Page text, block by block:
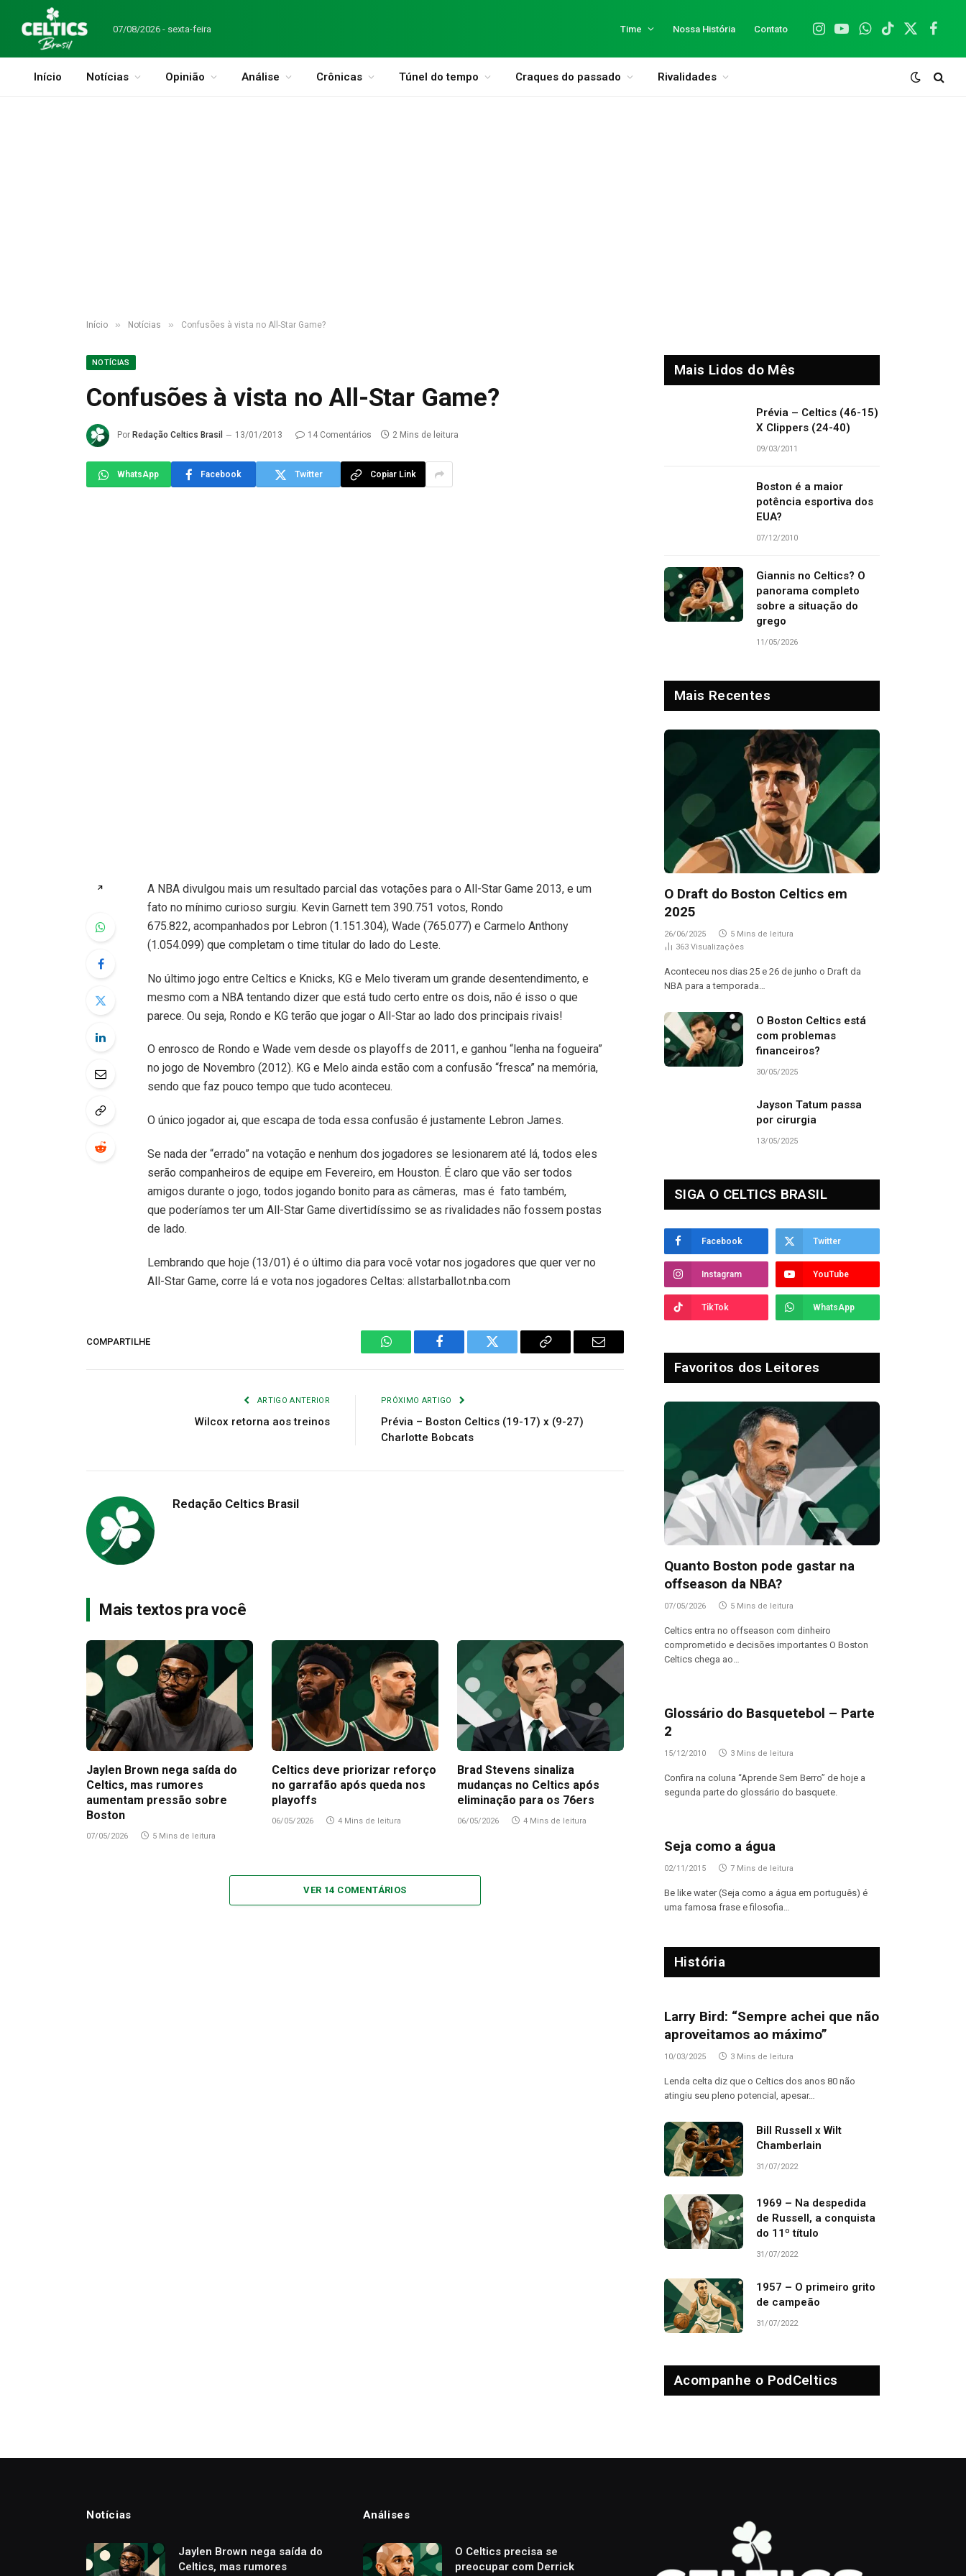
07/08/2026 - sexta-feira Time Nossa História Contato
Instagram
YouTubeWhatsApp
TikTok
X
Início Notícias Opinião Análise Crônicas Túnel do tempo Craques do passado Rivalidades
Início » Notícias » Confusões à vista no All-Star Game?
NOTÍCIAS
Confusões à vista no All-Star Game?
Por Redação Celtics Brasil 13/01/2013 14 Comentários 2 Mins de leitura
WhatsApp Facebook Twitter Copiar Link
↗
A NBA divulgou mais um resultado parcial das votações para o All-Star Game 2013, e um
fato no mínimo curioso surgiu. Kevin Garnett tem 390.751 votos, Rondo
675.822, acompanhados por Lebron (1.151.304), Wade (765.077) e Carmelo Anthony
(1.054.099) que completam o time titular do lado do Leste.
No último jogo entre Celtics e Knicks, KG e Melo tiveram um grande desentendimento, e
mesmo com a NBA tentando dizer que está tudo certo entre os dois, não é isso o que
parece. Ou seja, Rondo e KG terão que jogar o All-Star ao lado dos principais rivais!
O enrosco de Rondo e Wade vem desde os playoffs de 2011, e ganhou “lenha na fogueira”
no jogo de Novembro (2012). KG e Melo ainda estão com a confusão “fresca” na memória,
sendo que faz pouco tempo que tudo aconteceu.
O único jogador ai, que escapa de toda essa confusão é justamente Lebron James.
Se nada der “errado” na votação e nenhum dos jogadores se lesionarem até lá, todos eles
serão companheiros de equipe em Fevereiro, em Houston. É claro que vão ser todos
amigos durante o jogo, todos jogando bonito para as câmeras, mas é fato também,
que poderíamos ter um All-Star Game divertidíssimo se as rivalidades não fossem postas
de lado.
Lembrando que hoje (13/01) é o último dia para você votar nos jogadores que quer ver no
All-Star Game, corre lá e vota nos jogadores Celtas: allstarballot.nba.com
COMPARTILHE
WhatsAppFacebook Twitter
Copiar
E-
ARTIGO ANTERIOR
Wilcox retorna aos treinos
PRÓXIMO ARTIGO
Prévia – Boston Celtics (19-17) x (9-27)
Charlotte Bobcats
Redação Celtics Brasil
Mais textos pra você
Jaylen Brown nega saída do
Celtics, mas rumores
aumentam pressão sobre
Boston
07/05/2026 5 Mins de leitura
Celtics deve priorizar reforço
no garrafão após queda nos
playoffs
06/05/2026 4 Mins de leitura
Brad Stevens sinaliza
mudanças no Celtics após
eliminação para os 76ers
06/05/2026 4 Mins de leitura
VER 14 COMENTÁRIOS
Mais Lidos do Mês
Prévia – Celtics (46-15)
X Clippers (24-40)
09/03/2011
Boston é a maior
potência esportiva dos
EUA?
07/12/2010
Giannis no Celtics? O
panorama completo
sobre a situação do
grego
11/05/2026
Mais Recentes
O Draft do Boston Celtics em
2025
26/06/2025
5 Mins de leitura
363 Visualizações
Aconteceu nos dias 25 e 26 de junho o Draft da
NBA para a temporada…
O Boston Celtics está
com problemas
financeiros?
30/05/2025
Jayson Tatum passa
por cirurgia
13/05/2025
SIGA O CELTICS BRASIL
Facebook Twitter
Instagram YouTube
TikTok WhatsApp
Favoritos dos Leitores
Quanto Boston pode gastar na
offseason da NBA?
07/05/2026 5 Mins de leitura
Celtics entra no offseason com dinheiro
comprometido e decisões importantes O Boston
Celtics chega ao…
Glossário do Basquetebol – Parte
2
15/12/2010 3 Mins de leitura
Confira na coluna “Aprende Sem Berro” de hoje a
segunda parte do glossário do basquete.
Seja como a água
02/11/2015 7 Mins de leitura
Be like water (Seja como a água em português) é
uma famosa frase e filosofia…
História
Larry Bird: “Sempre achei que não
aproveitamos ao máximo”
10/03/2025 3 Mins de leitura
Lenda celta diz que o Celtics dos anos 80 não
atingiu seu pleno potencial, apesar…
Bill Russell x Wilt
Chamberlain
31/07/2022
1969 – Na despedida
de Russell, a conquista
do 11º título
31/07/2022
1957 – O primeiro grito
de campeão
31/07/2022
Acompanhe o PodCeltics
Notícias
Jaylen Brown nega saída do
Celtics, mas rumores
Análises
O Celtics precisa se
preocupar com Derrick